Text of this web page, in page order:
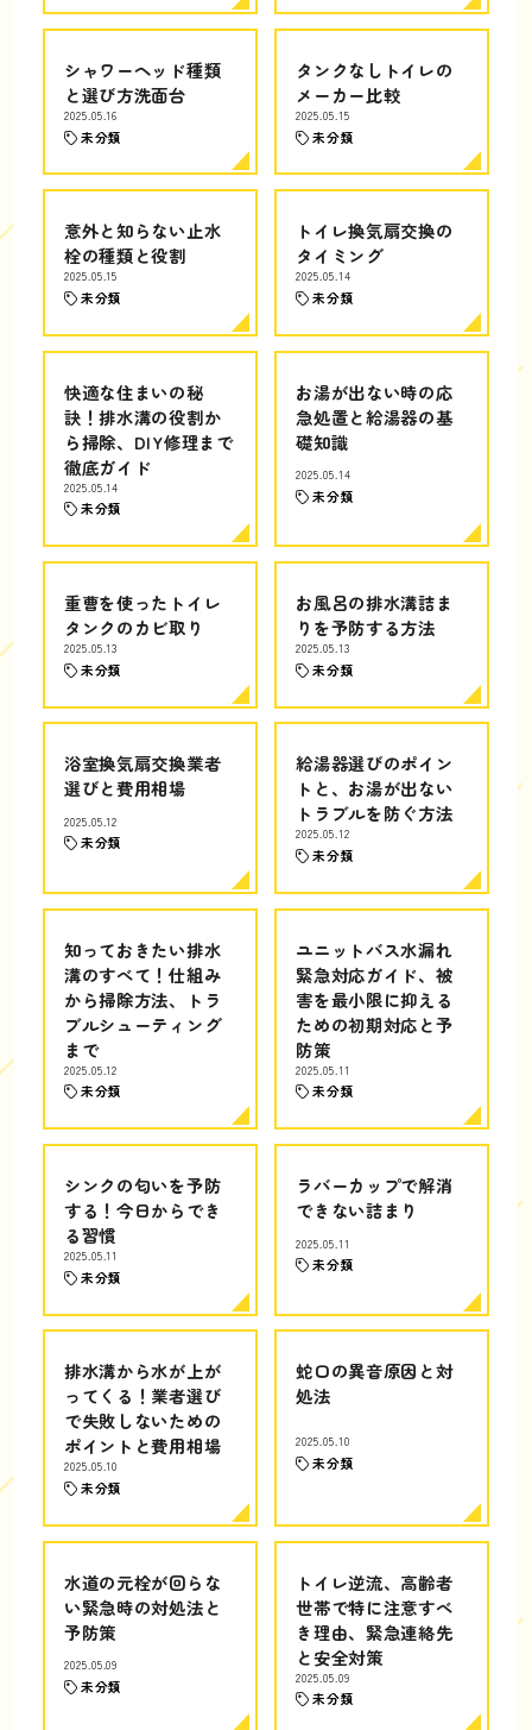
シャワーヘッド種類
と選び方洗面台
2025.05.16
未分類
タンクなしトイレの
メーカー比較
2025.05.15
未分類
意外と知らない止水
栓の種類と役割
2025.05.15
未分類
トイレ換気扇交換の
タイミング
2025.05.14
未分類
快適な住まいの秘
訣！排水溝の役割か
ら掃除、DIY修理まで
徹底ガイド
2025.05.14
未分類
お湯が出ない時の応
急処置と給湯器の基
礎知識
2025.05.14
未分類
重曹を使ったトイレ
タンクのカビ取り
2025.05.13
未分類
お風呂の排水溝詰ま
りを予防する方法
2025.05.13
未分類
浴室換気扇交換業者
選びと費用相場
2025.05.12
未分類
給湯器選びのポイン
トと、お湯が出ない
トラブルを防ぐ方法
2025.05.12
未分類
知っておきたい排水
溝のすべて！仕組み
から掃除方法、トラ
ブルシューティング
まで
2025.05.12
未分類
ユニットバス水漏れ
緊急対応ガイド、被
害を最小限に抑える
ための初期対応と予
防策
2025.05.11
未分類
シンクの匂いを予防
する！今日からでき
る習慣
2025.05.11
未分類
ラバーカップで解消
できない詰まり
2025.05.11
未分類
排水溝から水が上が
ってくる！業者選び
で失敗しないための
ポイントと費用相場
2025.05.10
未分類
蛇口の異音原因と対
処法
2025.05.10
未分類
水道の元栓が回らな
い緊急時の対処法と
予防策
2025.05.09
未分類
トイレ逆流、高齢者
世帯で特に注意すべ
き理由、緊急連絡先
と安全対策
2025.05.09
未分類